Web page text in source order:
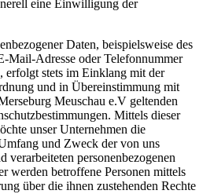
eine Einwilligung der
Daten, beispielsweise des
Mail-Adresse oder Telefonnummer
erfolgt stets im Einklang mit der
und in Übereinstimmung mit
Meuschau e.V geltenden
Mittels dieser
unser Unternehmen die
und Zweck der von uns
verarbeiteten personenbezogenen
werden betroffene Personen mittels
über die ihnen zustehenden Rechte